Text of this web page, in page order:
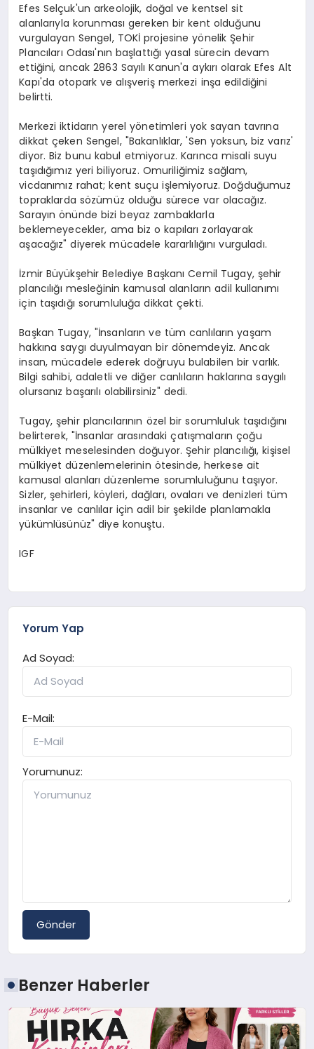
Efes Selçuk'un arkeolojik, doğal ve kentsel sit
alanlarıyla korunması gereken bir kent olduğunu
vurgulayan Sengel, TOKİ projesine yönelik Şehir
Plancıları Odası'nın başlattığı yasal sürecin devam
ettiğini, ancak 2863 Sayılı Kanun'a aykırı olarak Efes Alt
Kapı'da otopark ve alışveriş merkezi inşa edildiğini
belirtti.
Merkezi iktidarın yerel yönetimleri yok sayan tavrına
dikkat çeken Sengel, "Bakanlıklar, 'Sen yoksun, biz varız'
diyor. Biz bunu kabul etmiyoruz. Karınca misali suyu
taşıdığımız yeri biliyoruz. Omuriliğimiz sağlam,
vicdanımız rahat; kent suçu işlemiyoruz. Doğduğumuz
topraklarda sözümüz olduğu sürece var olacağız.
Sarayın önünde bizi beyaz zambaklarla
beklemeyecekler, ama biz o kapıları zorlayarak
aşacağız" diyerek mücadele kararlılığını vurguladı.
İzmir Büyükşehir Belediye Başkanı Cemil Tugay, şehir
plancılığı mesleğinin kamusal alanların adil kullanımı
için taşıdığı sorumluluğa dikkat çekti.
Başkan Tugay, "İnsanların ve tüm canlıların yaşam
hakkına saygı duyulmayan bir dönemdeyiz. Ancak
insan, mücadele ederek doğruyu bulabilen bir varlık.
Bilgi sahibi, adaletli ve diğer canlıların haklarına saygılı
olursanız başarılı olabilirsiniz" dedi.
Tugay, şehir plancılarının özel bir sorumluluk taşıdığını
belirterek, "İnsanlar arasındaki çatışmaların çoğu
mülkiyet meselesinden doğuyor. Şehir plancılığı, kişisel
mülkiyet düzenlemelerinin ötesinde, herkese ait
kamusal alanları düzenleme sorumluluğunu taşıyor.
Sizler, şehirleri, köyleri, dağları, ovaları ve denizleri tüm
insanlar ve canlılar için adil bir şekilde planlamakla
yükümlüsünüz" diye konuştu.
IGF
Yorum Yap
Ad Soyad:
E-Mail:
Yorumunuz:
Gönder
Benzer Haberler